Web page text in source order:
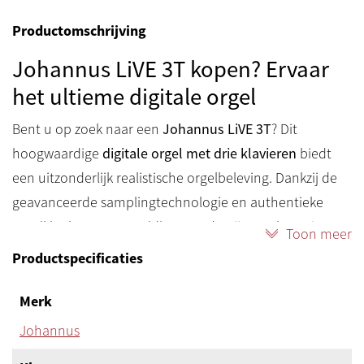
Productomschrijving
Johannus LiVE 3T kopen? Ervaar
het ultieme digitale orgel
Bent u op zoek naar een Johannus LiVE 3T? Dit
hoogwaardige digitale orgel met drie klavieren biedt
een uitzonderlijk realistische orgelbeleving. Dankzij de
geavanceerde samplingtechnologie en authentieke
orgelklanken van wereldberoemde pijporgels geniet u
van een natuurlijke, inspirerende en dynamische
in de kerk en voor concertgebruik.
Deze LiVE 3T is in zwart matte uitvoering en nu scherp
geprijsd. Deze prijs is inclusief de €345 meerprijs voor de
Toon meer
Productspecificaties
Merk
Johannus